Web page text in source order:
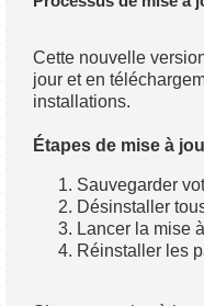
Cette nouvelle
jour et en
installations.
Étapes de mise à
Sauvegarder
Désinstaller
Lancer la mise
Réinstaller les